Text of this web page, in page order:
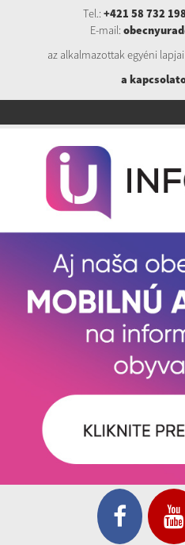
Tel.: +421 58 732
E-mail:
az alkalmazottak egyéni
a